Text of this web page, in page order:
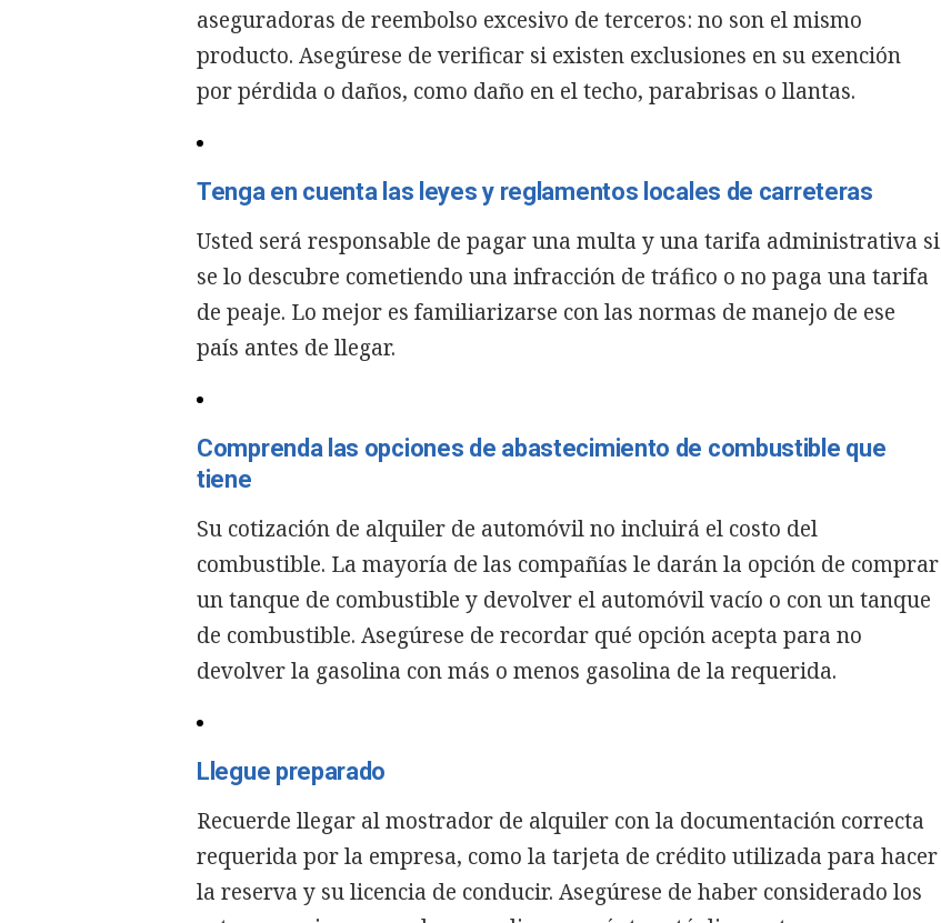
aseguradoras de reembolso excesivo de terceros: no son el mismo
producto. Asegúrese de verificar si existen exclusiones en su exención
por pérdida o daños, como daño en el techo, parabrisas o llantas.
Tenga en cuenta las leyes y reglamentos locales de carreteras
Usted será responsable de pagar una multa y una tarifa administrativa si
se lo descubre cometiendo una infracción de tráfico o no paga una tarifa
de peaje. Lo mejor es familiarizarse con las normas de manejo de ese
país antes de llegar.
Comprenda las opciones de abastecimiento de combustible que
tiene
Su cotización de alquiler de automóvil no incluirá el costo del
combustible. La mayoría de las compañías le darán la opción de comprar
un tanque de combustible y devolver el automóvil vacío o con un tanque
de combustible. Asegúrese de recordar qué opción acepta para no
devolver la gasolina con más o menos gasolina de la requerida.
Llegue preparado
Recuerde llegar al mostrador de alquiler con la documentación correcta
requerida por la empresa, como la tarjeta de crédito utilizada para hacer
la reserva y su licencia de conducir. Asegúrese de haber considerado los